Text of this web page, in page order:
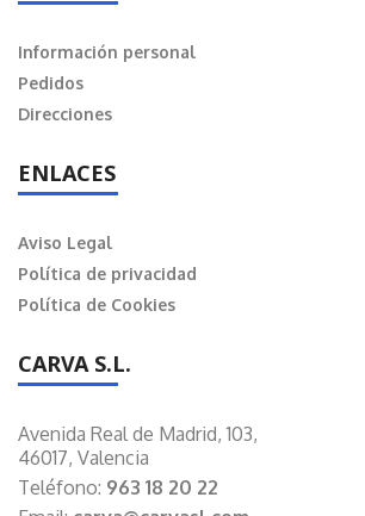
Información personal
Pedidos
Direcciones
ENLACES
Aviso Legal
Política de privacidad
Política de Cookies
CARVA S.L.
Avenida Real de Madrid, 103,
46017, Valencia
Teléfono: 963 18 20 22